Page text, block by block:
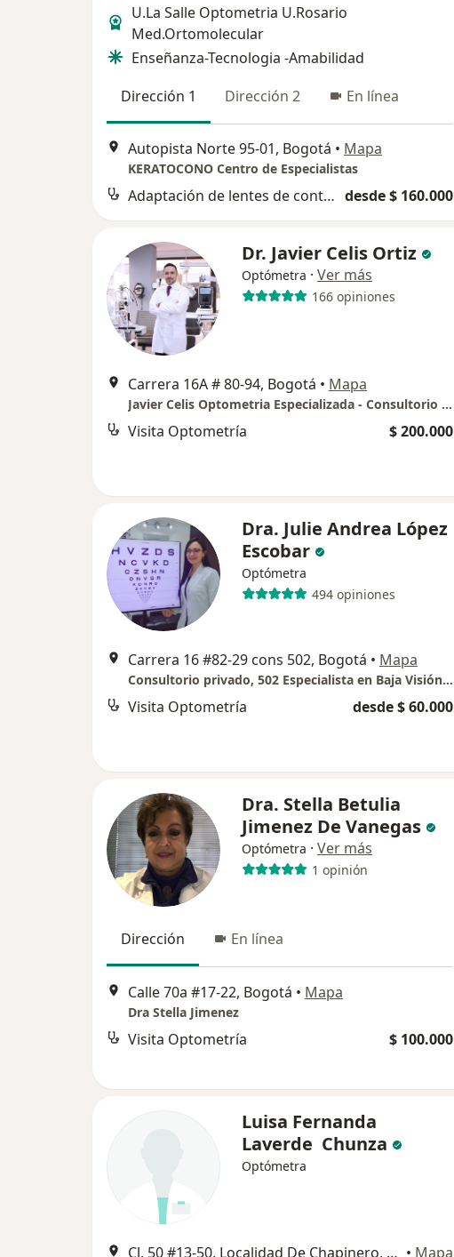
U.La Salle Optometria U.Rosario
Med.Ortomolecular
Enseñanza-Tecnologia -Amabilidad
Dirección 1
Dirección 2 En línea
Autopista Norte 95-01, Bogotá • Mapa
KERATOCONO Centro de Especialistas
Adaptación de lentes de contacto desde $ 160.000
Dr. Javier Celis Ortiz
Optómetra · Ver más
166 opiniones
Carrera 16A # 80-94, Bogotá • Mapa
Javier Celis Optometria Especializada - Consultorio 403
Visita Optometría $ 200.000
Dra. Julie Andrea López
Escobar
Optómetra
494 opiniones
Carrera 16 #82-29 cons 502, Bogotá • Mapa
Consultorio privado, 502 Especialista en Baja Visión CENTRO PROFESIONAL DEL COUNTRY
Visita Optometría desde $ 60.000
Dra. Stella Betulia
Jimenez De Vanegas
Optómetra · Ver más
1 opinión
Dirección En línea
Calle 70a #17-22, Bogotá • Mapa
Dra Stella Jimenez
Visita Optometría $ 100.000
Luisa Fernanda
Laverde Chunza
Optómetra
Cl. 50 #13-50, Localidad De Chapinero, Bogotá, Bogotá • Mapa